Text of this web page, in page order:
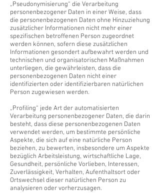
„Pseudonymisierung“ die Verarbeitung
personenbezogener Daten in einer Weise, dass
die personenbezogenen Daten ohne Hinzuziehung
zusätzlicher Informationen nicht mehr einer
spezifischen betroffenen Person zugeordnet
werden können, sofern diese zusätzlichen
Informationen gesondert aufbewahrt werden und
technischen und organisatorischen Maßnahmen
unterliegen, die gewährleisten, dass die
personenbezogenen Daten nicht einer
identifizierten oder identifizierbaren natürlichen
Person zugewiesen werden.
„Profiling“ jede Art der automatisierten
Verarbeitung personenbezogener Daten, die darin
besteht, dass diese personenbezogenen Daten
verwendet werden, um bestimmte persönliche
Aspekte, die sich auf eine natürliche Person
beziehen, zu bewerten, insbesondere um Aspekte
bezüglich Arbeitsleistung, wirtschaftliche Lage,
Gesundheit, persönliche Vorlieben, Interessen,
Zuverlässigkeit, Verhalten, Aufenthaltsort oder
Ortswechsel dieser natürlichen Person zu
analysieren oder vorherzusagen.